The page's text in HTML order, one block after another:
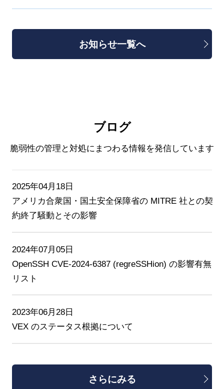
お知らせ一覧へ
ブログ
脆弱性の管理と対処にまつわる情報を発信しています
2025年04月18日
アメリカ合衆国・国土安全保障省の MITRE 社との契
約終了騒動とその影響
2024年07月05日
OpenSSH CVE-2024-6387 (regreSSHion) の影響有無
リスト
2023年06月28日
VEX のステータス根拠について
さらにみる